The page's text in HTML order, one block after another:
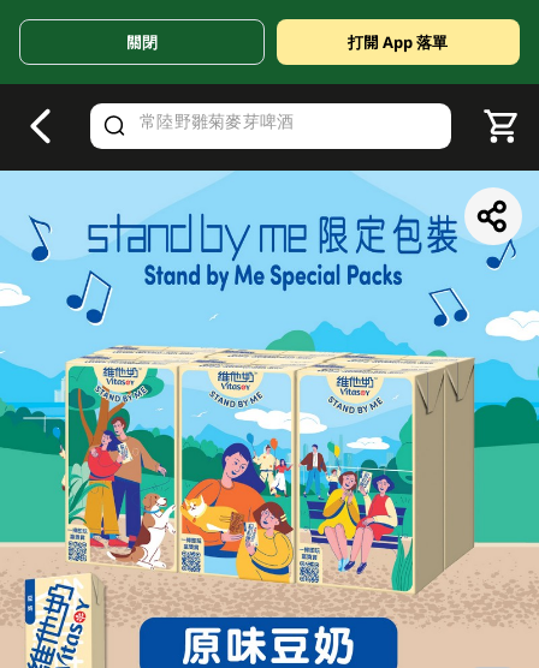
Valid Until 30 June 2026
關閉 打開 App 落單